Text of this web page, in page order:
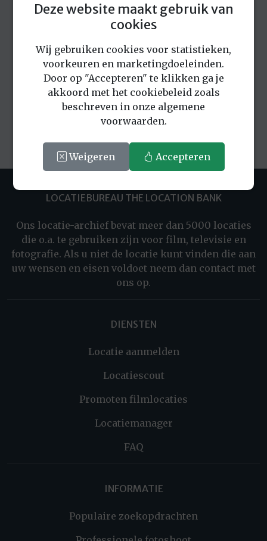
Eerder bekeken locaties
LOCATIEBUREAU THE LOCATION BANK
Ons locatie-archief bevat meer dan 5000 locaties
die o.a. te gebruiken zijn voor film, televisie en
fotografie. Als u niet de locatie kunt vinden die aan
uw wensen en eisen voldoet neem dan contact met
ons op.
DIENSTEN
Locatie aanmelden
Locatiescout
Promoten filmlocaties
Locatiemanager
FAQ
INFORMATIE
Populaire zoekopdrachten
Deze website maakt gebruik van
cookies
Wij gebruiken cookies voor statistieken,
voorkeuren en marketingdoeleinden.
Door op "Accepteren" te klikken ga je
akkoord met het cookiebeleid zoals
beschreven in onze algemene
voorwaarden.
Weigeren Accepteren